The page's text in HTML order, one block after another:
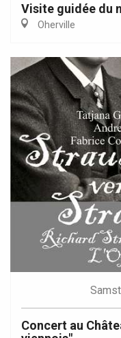
Visite guidée du
Oherville
Concert au